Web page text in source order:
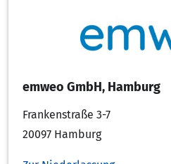
emweo GmbH, Hamburg
Frankenstraße 3-7
20097 Hamburg